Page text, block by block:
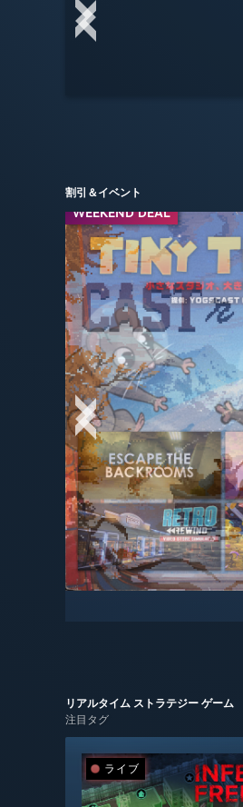
割引＆イベント
WEEKEND DEAL
WEEKEND DEAL
リアルタイム ストラテジー ゲーム
注目タグ
ライブ